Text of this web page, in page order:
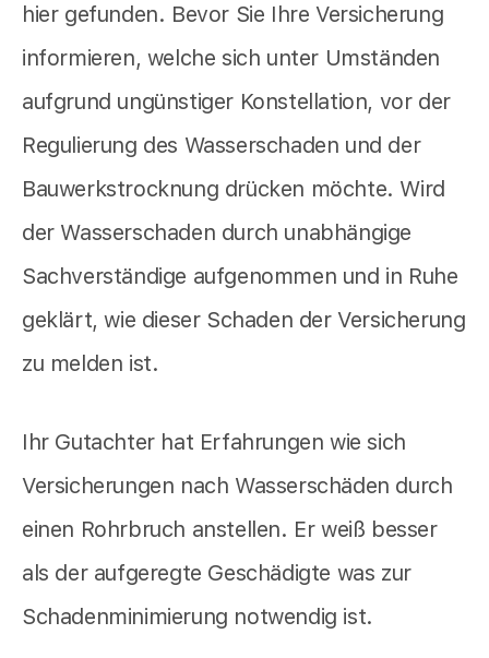
hier gefunden. Bevor Sie Ihre Versicherung
informieren, welche sich unter Umständen
aufgrund ungünstiger Konstellation, vor der
Regulierung des Wasserschaden und der
Bauwerkstrocknung drücken möchte. Wird
der Wasserschaden durch unabhängige
Sachverständige aufgenommen und in Ruhe
geklärt, wie dieser Schaden der Versicherung
zu melden ist.
Ihr Gutachter hat Erfahrungen wie sich
Versicherungen nach Wasserschäden durch
einen Rohrbruch anstellen. Er weiß besser
als der aufgeregte Geschädigte was zur
Schadenminimierung notwendig ist.